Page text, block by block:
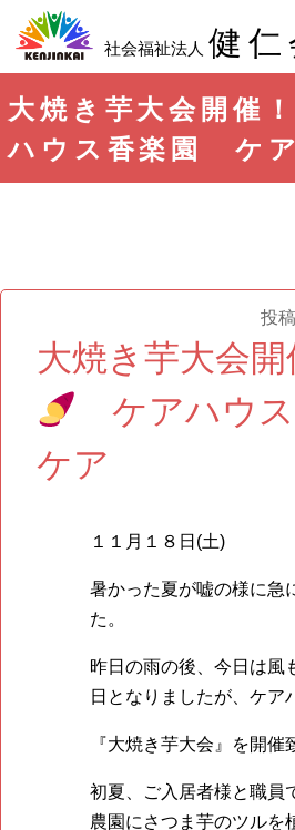
社会福祉法人健仁
大焼き芋大会開催
ハウス香楽園 ケア
投
大焼き芋大会
ケアハウ
ケア
１１月１８日(土)
暑かった夏が嘘の様に急
た。
昨日の雨の後、今日は風
日となりましたが、ケア
『大焼き芋大会』を開催
初夏、ご入居者様と職員
農園にさつま芋のツルを